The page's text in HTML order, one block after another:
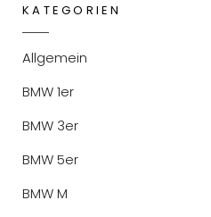
KATEGORIEN
Allgemein
BMW 1er
BMW 3er
BMW 5er
BMW M